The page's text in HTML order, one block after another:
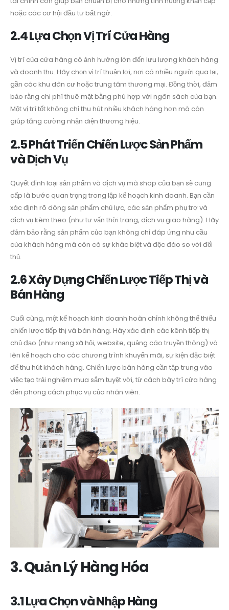
hoặc các cơ hội đầu tư bất ngờ.
2.4 Lựa Chọn Vị Trí Cửa Hàng
Vị trí của cửa hàng có ảnh hưởng lớn đến lưu lượng khách hàng
và doanh thu. Hãy chọn vị trí thuận lợi, nơi có nhiều người qua lại,
gần các khu dân cư hoặc trung tâm thương mại. Đồng thời, đảm
bảo rằng chi phí thuê mặt bằng phù hợp với ngân sách của bạn.
Một vị trí tốt không chỉ thu hút nhiều khách hàng hơn mà còn
giúp tăng cường nhận diện thương hiệu.
2.5 Phát Triển Chiến Lược Sản Phẩm
và Dịch Vụ
Quyết định loại sản phẩm và dịch vụ mà shop của bạn sẽ cung
cấp là bước quan trọng trong lập kế hoạch kinh doanh. Bạn cần
xác định rõ dòng sản phẩm chủ lực, các sản phẩm phụ trợ và
dịch vụ kèm theo (như tư vấn thời trang, dịch vụ giao hàng). Hãy
đảm bảo rằng sản phẩm của bạn không chỉ đáp ứng nhu cầu
của khách hàng mà còn có sự khác biệt và độc đáo so với đối
thủ.
2.6 Xây Dựng Chiến Lược Tiếp Thị và
Bán Hàng
Cuối cùng, một kế hoạch kinh doanh hoàn chỉnh không thể thiếu
chiến lược tiếp thị và bán hàng. Hãy xác định các kênh tiếp thị
chủ đạo (như mạng xã hội, website, quảng cáo truyền thông) và
lên kế hoạch cho các chương trình khuyến mãi, sự kiện đặc biệt
để thu hút khách hàng. Chiến lược bán hàng cần tập trung vào
việc tạo trải nghiệm mua sắm tuyệt vời, từ cách bày trí cửa hàng
đến phong cách phục vụ của nhân viên.
3. Quản Lý Hàng Hóa
3.1 Lựa Chọn và Nhập Hàng